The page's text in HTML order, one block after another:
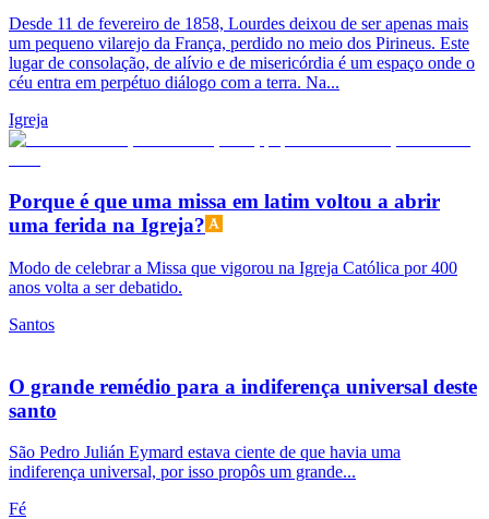
Desde 11 de fevereiro de 1858, Lourdes deixou de ser apenas mais
um pequeno vilarejo da França, perdido no meio dos Pirineus. Este
lugar de consolação, de alívio e de misericórdia é um espaço onde o
céu entra em perpétuo diálogo com a terra. Na...
Igreja
Porque é que uma missa em latim voltou a abrir
uma ferida na Igreja?
Modo de celebrar a Missa que vigorou na Igreja Católica por 400
anos volta a ser debatido.
Santos
O grande remédio para a indiferença universal deste
santo
São Pedro Julián Eymard estava ciente de que havia uma
indiferença universal, por isso propôs um grande...
Fé